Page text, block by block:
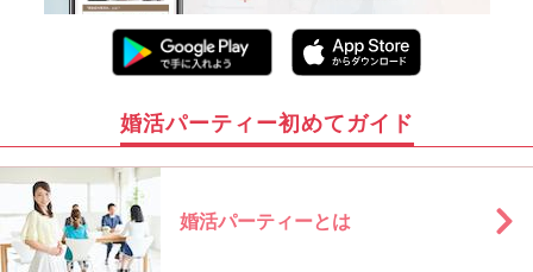
婚活パーティー初めてガイド
婚活パーティーとは